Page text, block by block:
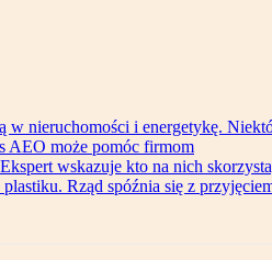
w nieruchomości i energetykę.
AEO może pomóc firmom
wskazuje kto na nich
Rząd spóźnia się z